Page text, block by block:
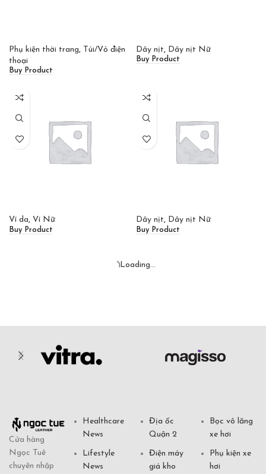
Phụ kiện thời trang, Túi/Vỏ điện
thoại
Buy Product
Dây nịt, Dây nịt Nữ
Buy Product
Ví da, Ví Nữ
Buy Product
Dây nịt, Dây nịt Nữ
Buy Product
Loading...
Cửa hàng
Ngọc Tuê
chuyên nhập
Healthcare
News
Lifestyle
News
Địa ốc
Quận 2
Điện máy
giá kho
Bọc vô lăng
xe hơi
Phụ kiện xe
hơi